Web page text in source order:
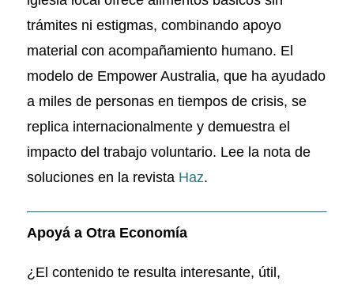
trámites ni estigmas, combinando apoyo
material con acompañamiento humano. El
modelo de Empower Australia, que ha ayudado
a miles de personas en tiempos de crisis, se
replica internacionalmente y demuestra el
impacto del trabajo voluntario. Lee la nota de
soluciones en la revista Haz.
Apoyá a Otra Economía
¿El contenido te resulta interesante, útil,